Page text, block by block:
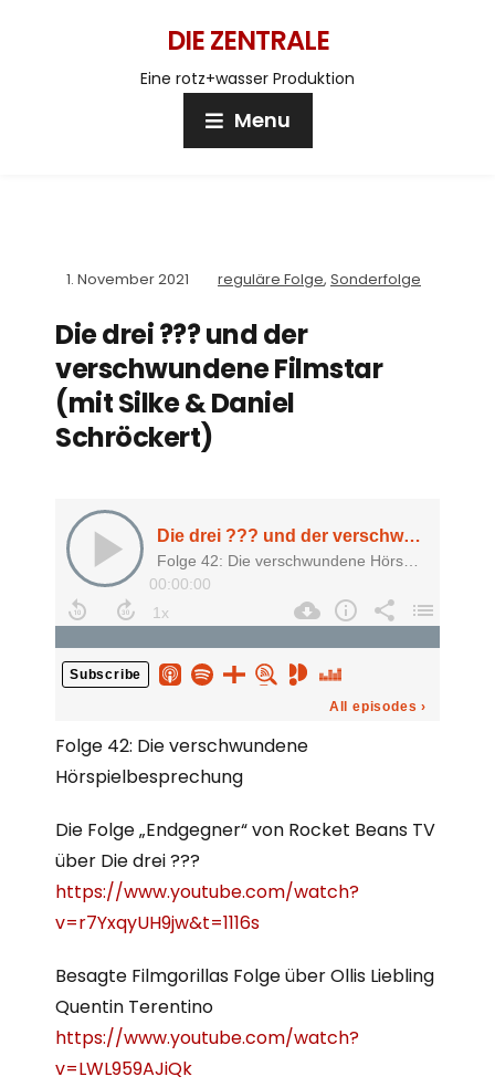
DIE ZENTRALE
Eine rotz+wasser Produktion
Menu
1. November 2021 reguläre Folge, Sonderfolge
Die drei ??? und der
verschwundene Filmstar
(mit Silke & Daniel
Schröckert)
Folge 42: Die verschwundene
Hörspielbesprechung
Die Folge „Endgegner“ von Rocket Beans TV
über Die drei ???
https://www.youtube.com/watch?
v=r7YxqyUH9jw&t=1116s
Besagte Filmgorillas Folge über Ollis Liebling
Quentin Terentino
https://www.youtube.com/watch?
v=LWL959AJiQk